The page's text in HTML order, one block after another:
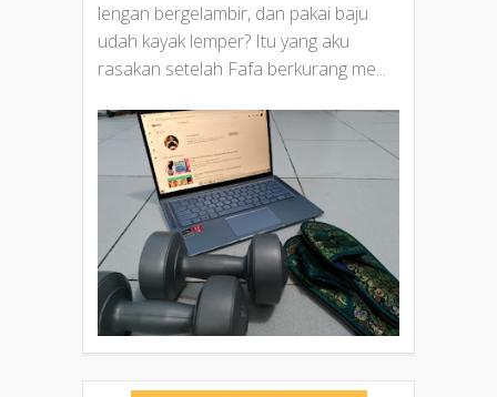
lengan bergelambir, dan pakai baju
udah kayak lemper? Itu yang aku
rasakan setelah Fafa berkurang me...